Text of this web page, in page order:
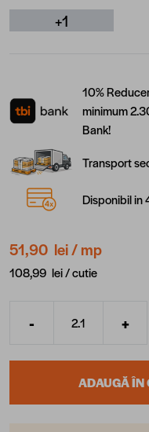
+1
10%
minimum
Bank!
Transport
Disponibil in
51,90 lei/ mp
108,99 lei /cutie
Cantitate
- +
ADAUGĂ ÎN